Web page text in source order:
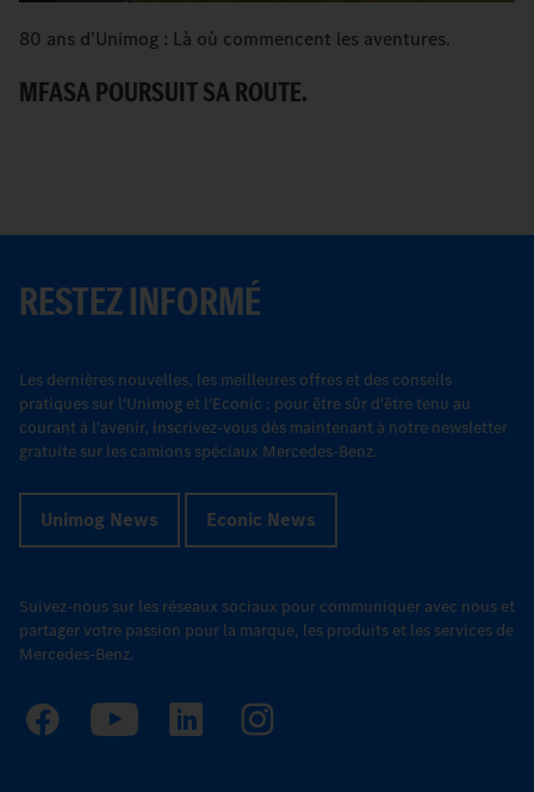
80 ans d’Unimog : Là où commencent les aventures.
MFASA POURSUIT SA ROUTE.
RESTEZ INFORMÉ
Les dernières nouvelles, les meilleures offres et des conseils
pratiques sur l'Unimog et l'Econic : pour être sûr d'être tenu au
courant à l'avenir, inscrivez-vous dès maintenant à notre newsletter
gratuite sur les camions spéciaux Mercedes-Benz.
Unimog News Econic News
Suivez-nous sur les réseaux sociaux pour communiquer avec nous et
partager votre passion pour la marque, les produits et les services de
Mercedes-Benz.